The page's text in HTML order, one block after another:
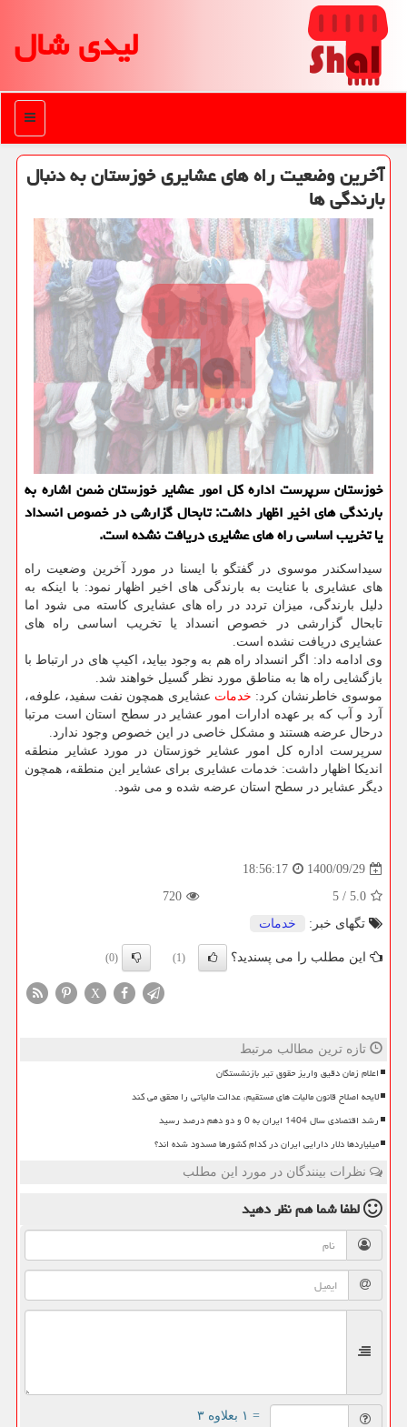
لیدی شال
منو
آخرین وضعیت راه های عشایری خوزستان به دنبال
بارندگی ها
خوزستان سرپرست اداره کل امور عشایر خوزستان ضمن اشاره به
بارندگی های اخیر اظهار داشت: تابحال گزارشی در خصوص انسداد
یا تخریب اساسی راه های عشایری دریافت نشده است.
سیداسکندر موسوی در گفتگو با ایسنا در مورد آخرین وضعیت راه
های عشایری با عنایت به بارندگی های اخیر اظهار نمود: با اینکه به
دلیل بارندگی، میزان تردد در راه های عشایری کاسته می شود اما
تابحال گزارشی در خصوص انسداد یا تخریب اساسی راه های
عشایری دریافت نشده است.
وی ادامه داد: اگر انسداد راه هم به وجود بیاید، اکیپ های در ارتباط با
بازگشایی راه ها به مناطق مورد نظر گسیل خواهند شد.
موسوی خاطرنشان کرد: خدمات عشایری همچون نفت سفید، علوفه،
آرد و آب که بر عهده ادارات امور عشایر در سطح استان است مرتبا
درحال عرضه هستند و مشکل خاصی در این خصوص وجود ندارد.
سرپرست اداره کل امور عشایر خوزستان در مورد عشایر منطقه
اندیکا اظهار داشت: خدمات عشایری برای عشایر این منطقه، همچون
دیگر عشایر در سطح استان عرضه شده و می شود.
1400/09/29
18:56:17
5.0
/
5
720
تگهای خبر:
خدمات
این مطلب را می پسندید؟ (1)
(0)
X
تازه ترین مطالب مرتبط
اعلام زمان دقیق واریز حقوق تیر بازنشستگان
لایحه اصلاح قانون مالیات های مستقیم، عدالت مالیاتی را محقق می کند
رشد اقتصادی سال 1404 ایران به 0 و دو دهم درصد رسید
میلیاردها دلار دارایی ایران در کدام کشورها مسدود شده اند؟
نظرات بینندگان در مورد این مطلب
لطفا شما همنظر دهید
= ۱ بعلاوه ۳